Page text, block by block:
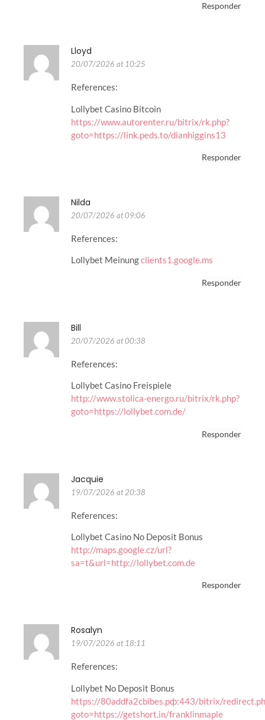
Responder
Lloyd
20/07/2026 at 10:25
References:
Lollybet Casino Bitcoin
https://www.autorenter.ru/bitrix/rk.php?
goto=https://link.peds.to/dianhiggins13
Responder
Nilda
20/07/2026 at 09:06
References:
Lollybet Meinungclients1.google.ms
Responder
Bill
20/07/2026 at 00:38
References:
Lollybet Casino Freispiele
http://www.stolica-energo.ru/bitrix/rk.php?
goto=https://lollybet.com.de/
Responder
Jacquie
19/07/2026 at 20:38
References:
Lollybet Casino No Deposit Bonus
http://maps.google.cz/url?
sa=t&url=http://lollybet.com.de
Responder
Rosalyn
19/07/2026 at 18:11
References:
Lollybet No Deposit Bonus
https://80addfa2cbibes.рф:443/bitrix/
goto=https://getshort.in/franklinmaple